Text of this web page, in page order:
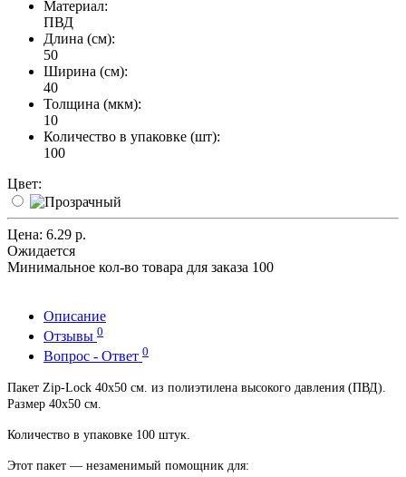
Материал:
ПВД
Длина (см):
50
Ширина (см):
40
Толщина (мкм):
10
Количество в упаковке (шт):
100
Цвет:
Цена: 6.29 р.
Ожидается
Минимальное кол-во товара для заказа 100
Описание
Отзывы 0
Вопрос - Ответ 0
Пакет Zip-Lock 40х50 см. из полиэтилена высокого давления (ПВД).
Размер 40х50 см.
Количество в упаковке 100 штук.
Этот пакет — незаменимый помощник для: